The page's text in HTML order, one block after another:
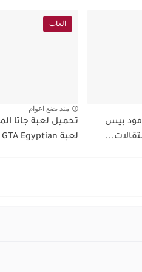
تحميل لعبة بيس 12 مود بيس
العاب
منذ بضع اعوام
تحميل لعبة جاتا
لعبة GTA Egyptian اخر اصدار...